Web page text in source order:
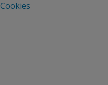
Cookies